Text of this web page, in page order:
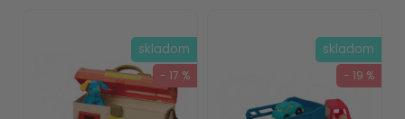
skladom
- 17 %
skladom
- 19 %